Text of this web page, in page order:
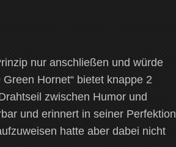
nur anschließen und würde
Hornet“ bietet knappe 2
zwischen Humor und
und erinnert in seiner Perfektion
hatte aber dabei nicht